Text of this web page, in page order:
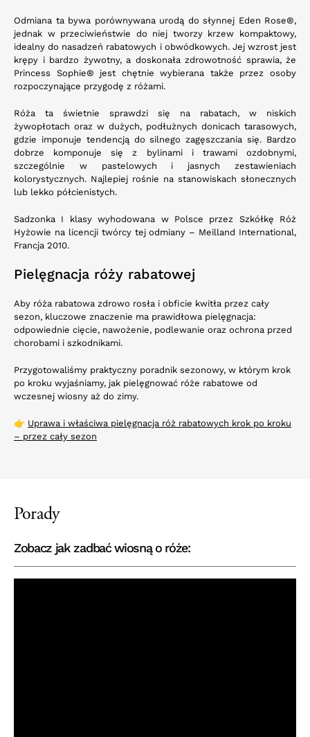
Odmiana ta bywa porównywana urodą do słynnej Eden Rose®,
jednak w przeciwieństwie do niej tworzy krzew kompaktowy,
idealny do nasadzeń rabatowych i obwódkowych. Jej wzrost jest
krępy i bardzo żywotny, a doskonała zdrowotność sprawia, że
Princess Sophie® jest chętnie wybierana także przez osoby
rozpoczynające przygodę z różami.
Róża ta świetnie sprawdzi się na rabatach, w niskich
żywopłotach oraz w dużych, podłużnych donicach tarasowych,
gdzie imponuje tendencją do silnego zagęszczania się. Bardzo
dobrze komponuje się z bylinami i trawami ozdobnymi,
szczególnie w pastelowych i jasnych zestawieniach
kolorystycznych. Najlepiej rośnie na stanowiskach słonecznych
lub lekko półcienistych.
Sadzonka I klasy wyhodowana w Polsce przez Szkółkę Róż
Hyżowie na licencji twórcy tej odmiany – Meilland International,
Francja 2010.
Pielęgnacja róży rabatowej
Aby róża rabatowa zdrowo rosła i obficie kwitła przez cały
sezon, kluczowe znaczenie ma prawidłowa pielęgnacja:
odpowiednie cięcie, nawożenie, podlewanie oraz ochrona przed
chorobami i szkodnikami.
Przygotowaliśmy praktyczny poradnik sezonowy, w którym krok
po kroku wyjaśniamy, jak pielęgnować róże rabatowe od
wczesnej wiosny aż do zimy.
👉 Uprawa i właściwa pielęgnacja róż rabatowych krok po kroku
– przez cały sezon
Porady
Zobacz jak zadbać wiosną o róże: